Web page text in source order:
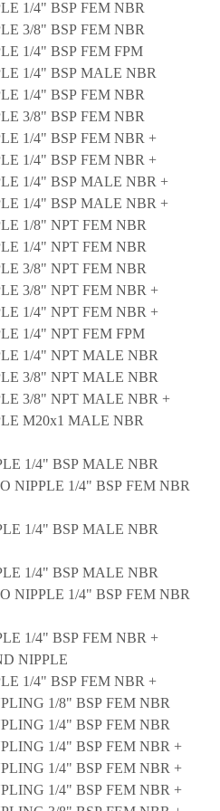
1/4" BSP FEM NBR
3/8" BSP FEM NBR
1/4" BSP FEM FPM
1/4" BSP MALE NBR
1/4" BSP FEM NBR
3/8" BSP FEM NBR
1/4" BSP FEM NBR +
1/4" BSP FEM NBR +
1/4" BSP MALE NBR +
1/4" BSP MALE NBR +
1/8" NPT FEM NBR
1/4" NPT FEM NBR
3/8" NPT FEM NBR
3/8" NPT FEM NBR +
1/4" NPT FEM NBR +
1/4" NPT FEM FPM
1/4" NPT MALE NBR
3/8" NPT MALE NBR
3/8" NPT MALE NBR +
M20x1 MALE NBR
1/4" BSP MALE NBR
NIPPLE 1/4" BSP FEM NBR
1/4" BSP MALE NBR
1/4" BSP MALE NBR
NIPPLE 1/4" BSP FEM NBR
1/4" BSP FEM NBR +
NIPPLE
1/4" BSP FEM NBR +
1/8" BSP FEM NBR
1/4" BSP FEM NBR
1/4" BSP FEM NBR +
1/4" BSP FEM NBR +
1/4" BSP FEM NBR +